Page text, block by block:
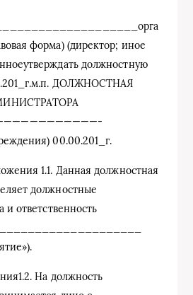
форма) (директор; иное
должностную
ДОЛЖНОСТНАЯ
00.00.201_г.
1.1. Данная должностная
должностные
и ответственность
На должность